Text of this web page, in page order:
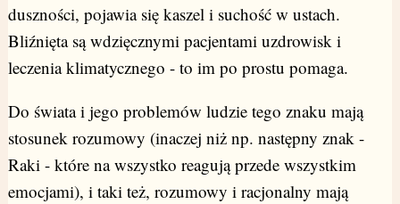
duszności, pojawia się kaszel i suchość w ustach.
Bliźnięta są wdzięcznymi pacjentami uzdrowisk i
leczenia klimatycznego - to im po prostu pomaga.
Do świata i jego problemów ludzie tego znaku mają
stosunek rozumowy (inaczej niż np. następny znak -
Raki - które na wszystko reagują przede wszystkim
emocjami), i taki też, rozumowy i racjonalny mają